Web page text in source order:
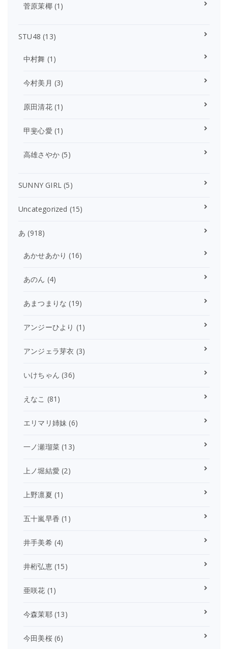
菅原茉椰(1)
STU48 (13)
中村舞 (1)
今村美月 (3)
原田清花(1)
甲斐心愛 (1)
高雄さやか (5)
SUNNY GIRL (5)
Uncategorized (15)
あ (918)
あかせあかり (16)
あのん (4)
あまつまりな (19)
アンジーひより (1)
アンジェラ芽衣 (3)
いけちゃん (36)
えなこ (81)
エリマリ姉妹 (6)
一ノ瀬瑠菜 (13)
上ノ堀結愛 (2)
上野凛夏 (1)
五十嵐早香 (1)
井手美希(4)
井桁弘恵(15)
亜咲花 (1)
今森茉耶(13)
今田美桜(6)